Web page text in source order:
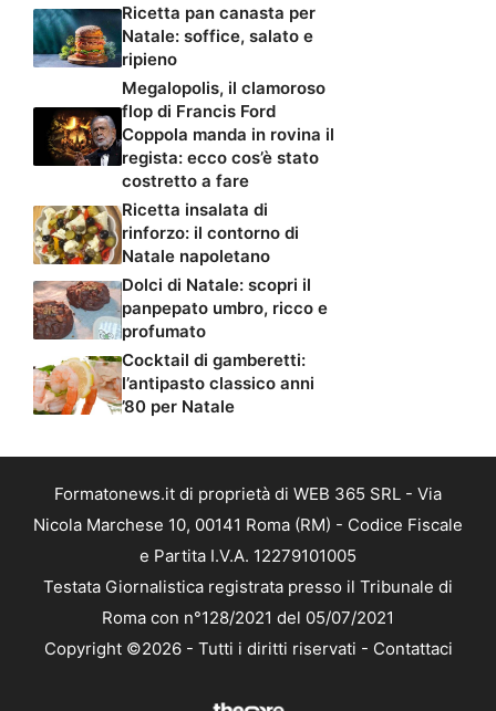
Ricetta pan canasta per
Natale: soffice, salato e
ripieno
Megalopolis, il clamoroso
flop di Francis Ford
Coppola manda in rovina il
regista: ecco cos’è stato
costretto a fare
Ricetta insalata di
rinforzo: il contorno di
Natale napoletano
Dolci di Natale: scopri il
panpepato umbro, ricco e
profumato
Cocktail di gamberetti:
l’antipasto classico anni
’80 per Natale
Formatonews.it di proprietà di WEB 365 SRL - Via
Nicola Marchese 10, 00141 Roma (RM) - Codice Fiscale
e Partita I.V.A. 12279101005
Testata Giornalistica registrata presso il Tribunale di
Roma con n°128/2021 del 05/07/2021
Copyright ©2026 - Tutti i diritti riservati - Contattaci